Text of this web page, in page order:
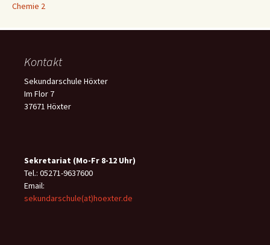
Chemie 2
Kontakt
Sekundarschule Höxter
Im Flor 7
37671 Höxter
Sekretariat (Mo-Fr 8-12 Uhr)
Tel.: 05271-9637600
Email:
sekundarschule(at)hoexter.de